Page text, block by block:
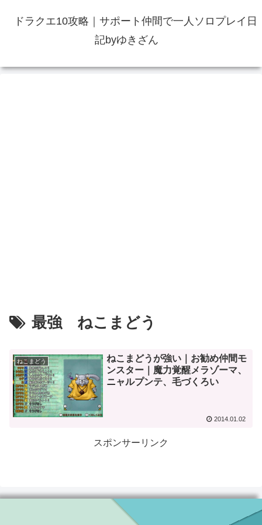
ドラクエ10攻略｜サポート仲間で一人ソロプレイ日
記byゆきざん
最強 ねこまどう
ねこまどう
ねこまどうが強い｜お勧め仲間モ
ンスター｜魔力覚醒メラゾーマ、
ニャルプンテ、毛づくろい
2014.01.02
スポンサーリンク